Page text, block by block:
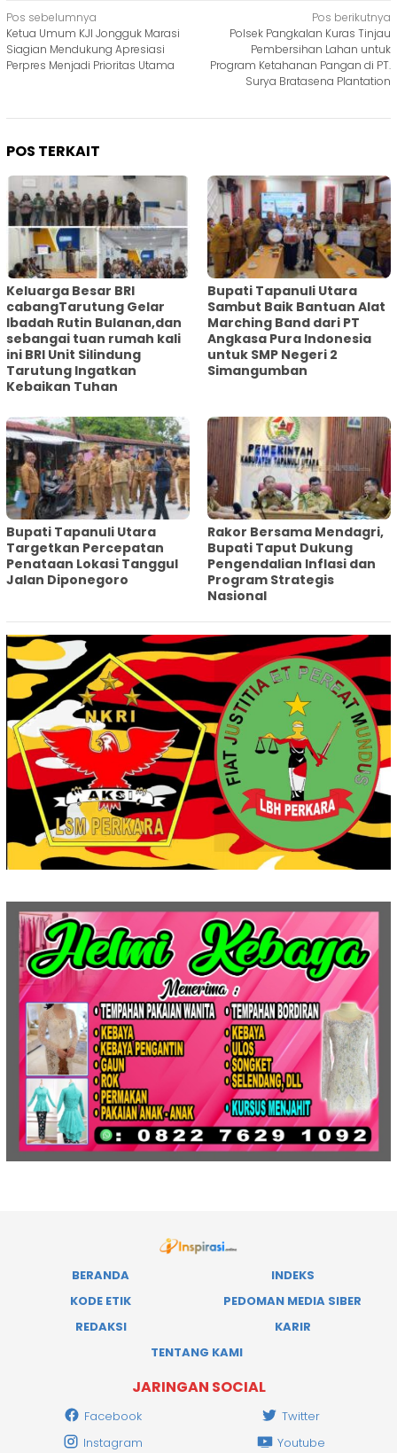
Navigasi
pos
Pos sebelumnya
Ketua Umum KJI Jongguk Marasi
Siagian Mendukung Apresiasi
Perpres Menjadi Prioritas Utama
Pos berikutnya
Polsek Pangkalan Kuras Tinjau
Pembersihan Lahan untuk
Program Ketahanan Pangan di PT.
Surya Bratasena Plantation
POS TERKAIT
Keluarga Besar BRI
cabangTarutung Gelar
Ibadah Rutin Bulanan,dan
sebangai tuan rumah kali
ini BRI Unit Silindung
Tarutung Ingatkan
Kebaikan Tuhan
Bupati Tapanuli Utara
Sambut Baik Bantuan Alat
Marching Band dari PT
Angkasa Pura Indonesia
untuk SMP Negeri 2
Simangumban
‎Bupati Tapanuli Utara
Targetkan Percepatan
Penataan Lokasi Tanggul
Jalan Diponegoro
Rakor Bersama Mendagri,
Bupati Taput Dukung
Pengendalian Inflasi dan
Program Strategis
Nasional‎
BERANDA
INDEKS
KODE ETIK
PEDOMAN MEDIA SIBER
REDAKSI
KARIR
TENTANG KAMI
JARINGAN SOCIAL
Facebook
Twitter
Instagram
Youtube